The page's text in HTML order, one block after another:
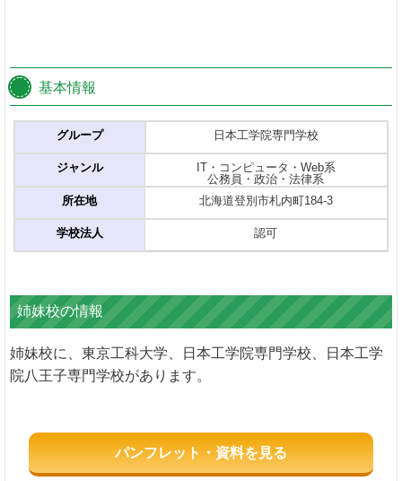
基本情報
グループ
ジャンル
所在地
学校法人
日本工学院専門学校
IT・コンピュータ・Web系
公務員・政治・法律系
北海道登別市札内町184-3
認可
姉妹校の情報
姉妹校に、東京工科大学、日本工学院専門学校、日本工学
院八王子専門学校があります。
パンフレット・資料を見る